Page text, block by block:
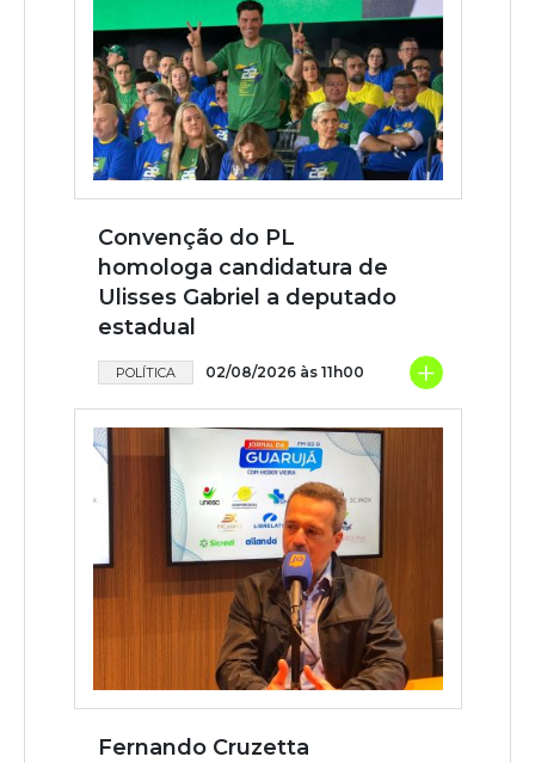
Convenção do PL
homologa candidatura de
Ulisses Gabriel a deputado
estadual
POLÍTICA 02/08/2026 às 11h00 +
Fernando Cruzetta